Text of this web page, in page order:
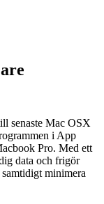
senaste Mac OSX
i App
Pro. Med ett
data och frigör
minimera